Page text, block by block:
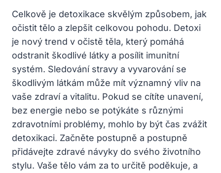
Celkově je detoxikace skvělým způsobem, jak
očistit tělo a zlepšit celkovou pohodu. Detoxi
je nový trend v očistě těla, který pomáhá
odstranit škodlivé látky a posílit imunitní
systém. Sledování stravy a vyvarování se
škodlivým látkám může mít významný vliv na
vaše zdraví a vitalitu. Pokud se cítíte unavení,
bez energie nebo se potýkáte s různými
zdravotními problémy, mohlo by být čas zvážit
detoxikaci. Začněte postupně a postupně
přidávejte zdravé návyky do svého životního
stylu. Vaše tělo vám za to určitě poděkuje, a